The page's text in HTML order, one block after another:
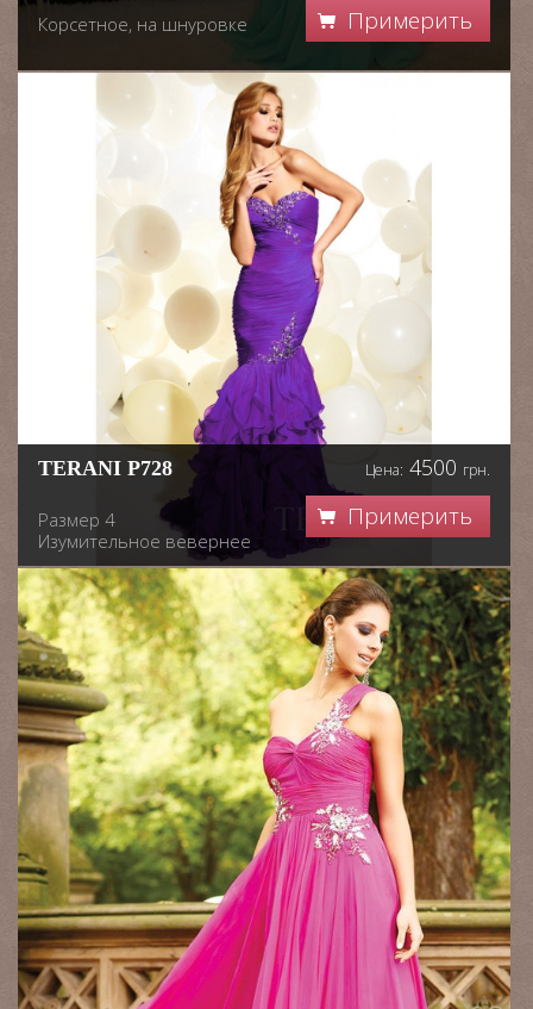
Корсетное, на шнуровке Примерить
TERANI P728
Размер 4
Изумительное вевернее
платье в пол Terani.
Роскошный сиреневый
цвет платья обеспечит
вам яркость образа и
подчеркнет самые
смелые качества
характера, что так
привлекает мужчин в
женщинах;-)
Цена: 4500 грн.
Примерить